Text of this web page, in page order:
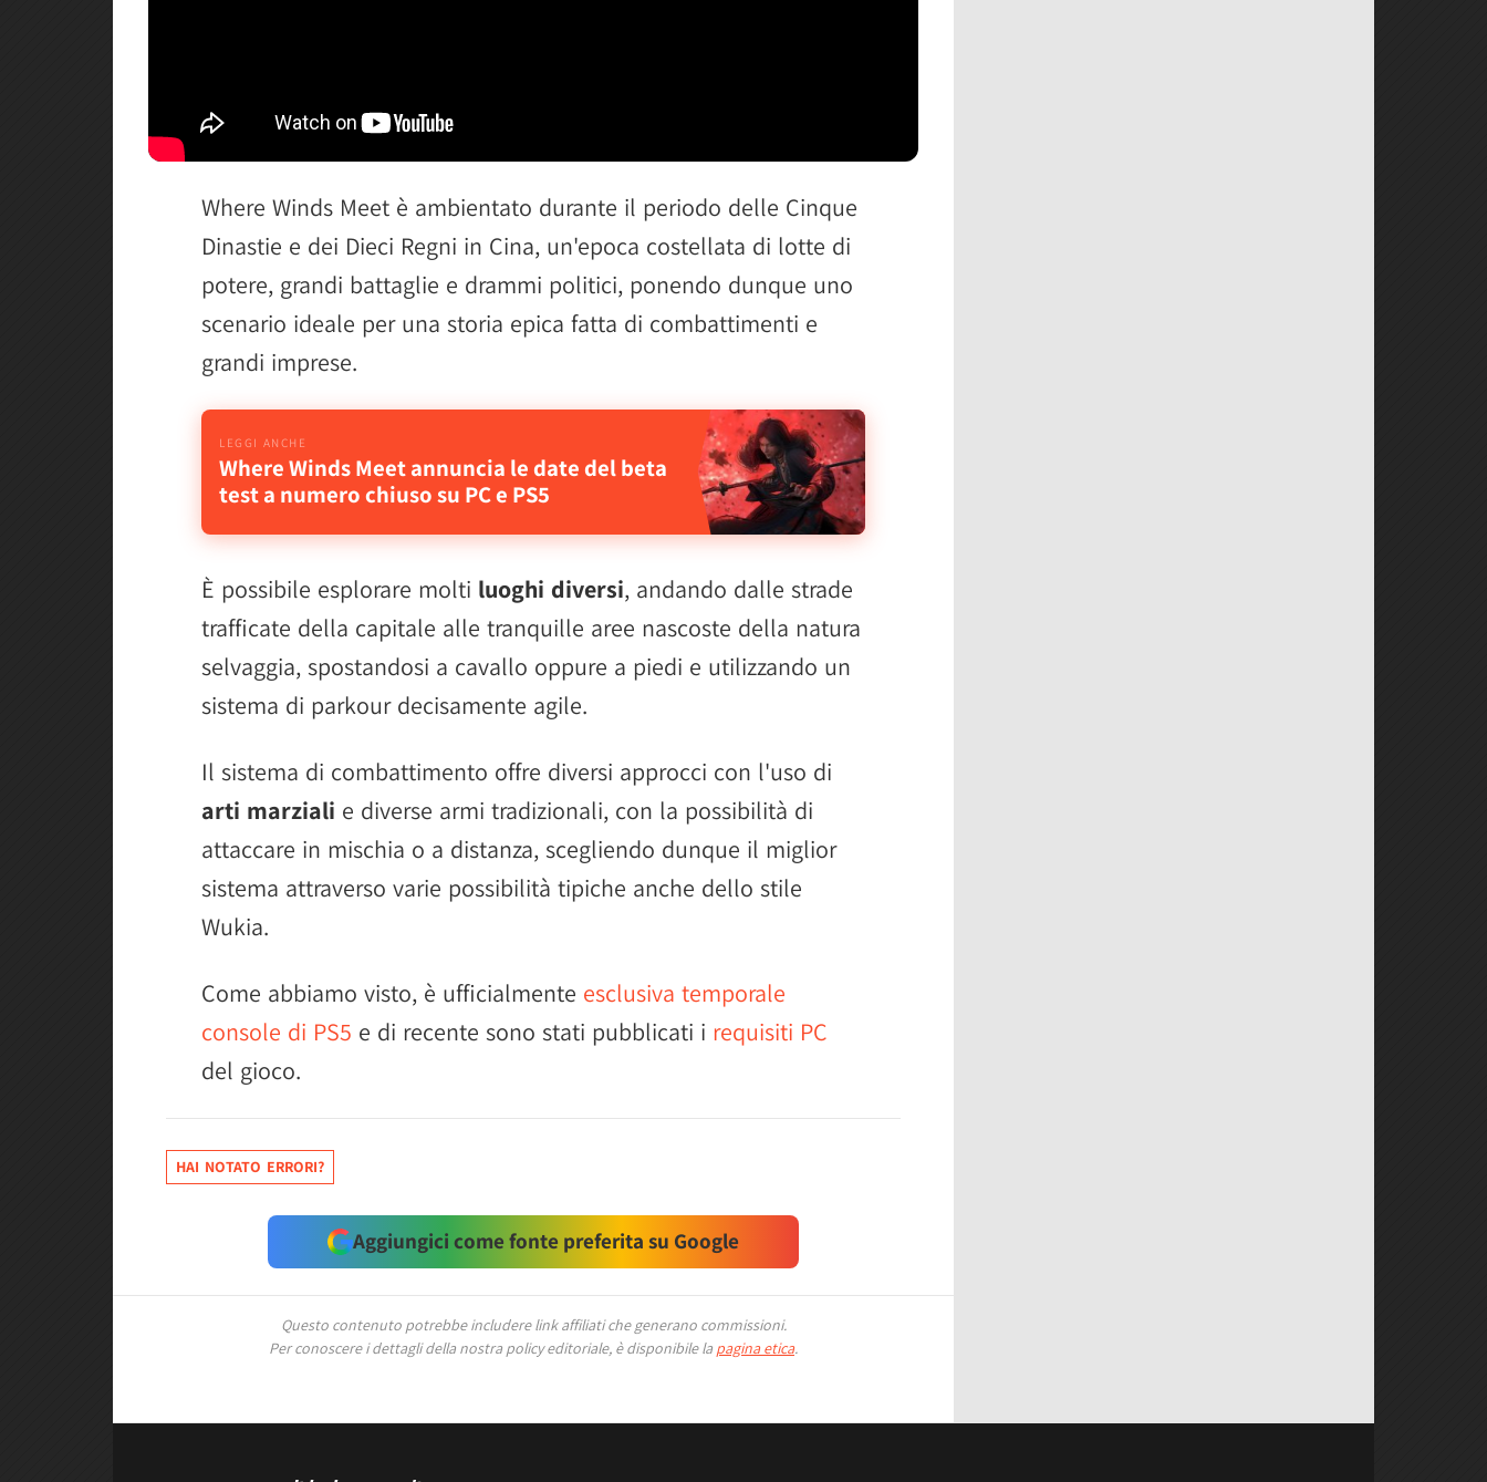
Where Winds Meet è ambientato durante il periodo delle Cinque
Dinastie e dei Dieci Regni in Cina, un'epoca costellata di lotte di
potere, grandi battaglie e drammi politici, ponendo dunque uno
scenario ideale per una storia epica fatta di combattimenti e
grandi imprese.
Where Winds Meet annuncia le date del beta
test a numero chiuso su PC e PS5
È possibile esplorare molti luoghi diversi, andando dalle strade
trafficate della capitale alle tranquille aree nascoste della natura
selvaggia, spostandosi a cavallo oppure a piedi e utilizzando un
sistema di parkour decisamente agile.
Il sistema di combattimento offre diversi approcci con l'uso di
arti marziali e diverse armi tradizionali, con la possibilità di
attaccare in mischia o a distanza, scegliendo dunque il miglior
sistema attraverso varie possibilità tipiche anche dello stile
Wukia.
Come abbiamo visto, è ufficialmente esclusiva temporale
console di PS5 e di recente sono stati pubblicati i requisiti PC
del gioco.
HAI NOTATO ERRORI?
Aggiungici come fonte preferita su Google
Questo contenuto potrebbe includere link affiliati che generano commissioni.
Per conoscere i dettagli della nostra policy editoriale, è disponibile la pagina etica.